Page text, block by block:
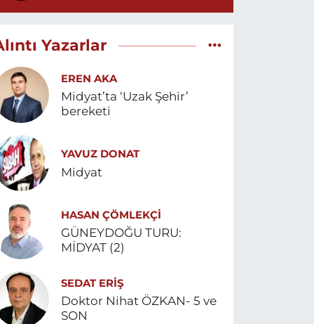
Yazarlar
EREN AKA
Midyat’ta ‘Uzak Şehir’
bereketi
YAVUZ DONAT
Midyat
HASAN ÇÖMLEKÇİ
GÜNEYDOĞU TURU:
MİDYAT (2)
SEDAT ERİŞ
Doktor Nihat ÖZKAN- 5 ve
SON